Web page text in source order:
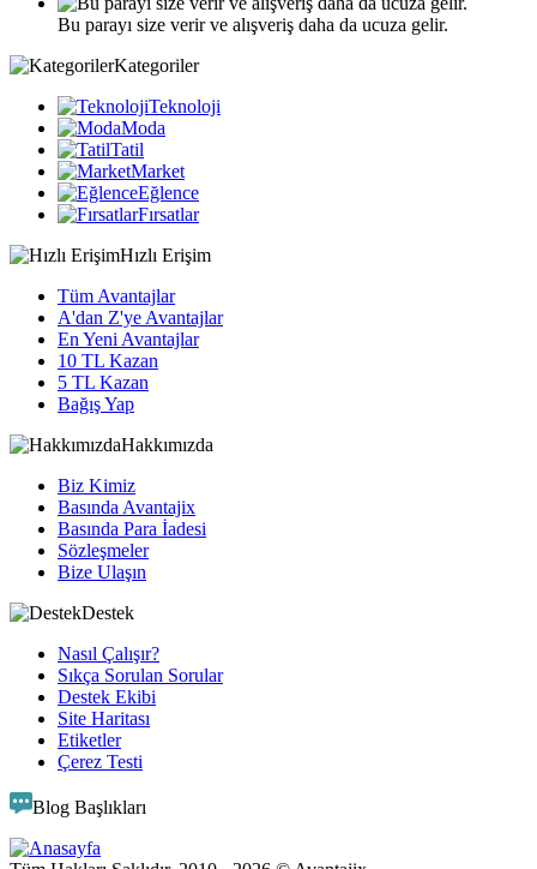
Bu parayı size verir ve alışveriş daha da ucuza gelir.
Kategoriler
Teknoloji
Moda
Tatil
Market
Eğlence
Fırsatlar
Hızlı Erişim
Tüm Avantajlar
A'dan Z'ye Avantajlar
En Yeni Avantajlar
10 TL Kazan
5 TL Kazan
Bağış Yap
Hakkımızda
Biz Kimiz
Basında Avantajix
Basında Para İadesi
Sözleşmeler
Bize Ulaşın
Destek
Nasıl Çalışır?
Sıkça Sorulan Sorular
Destek Ekibi
Site Haritası
Etiketler
Çerez Testi
Blog Başlıkları